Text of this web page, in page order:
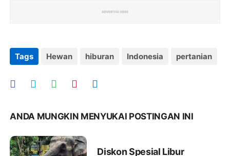
Tags Hewan hiburan Indonesia pertanian
ANDA MUNGKIN MENYUKAI POSTINGAN INI
Diskon Spesial Libur